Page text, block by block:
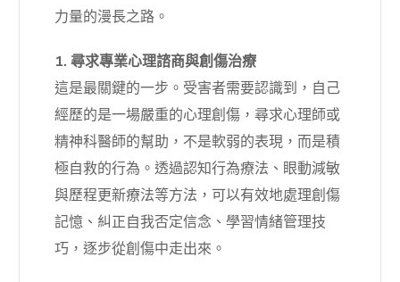
力量的漫長之路。
1. 尋求專業心理諮商與創傷治療
這是最關鍵的一步。受害者需要認識到，自己
經歷的是一場嚴重的心理創傷，尋求心理師或
精神科醫師的幫助，不是軟弱的表現，而是積
極自救的行為。透過認知行為療法、眼動減敏
與歷程更新療法等方法，可以有效地處理創傷
記憶、糾正自我否定信念、學習情緒管理技
巧，逐步從創傷中走出來。